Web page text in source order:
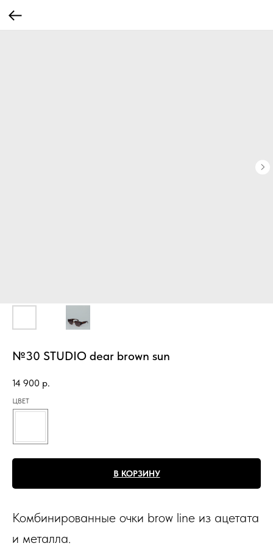
№30 STUDIO dear brown sun
14 900 р.
ЦВЕТ
В КОРЗИНУ
Комбинированные очки brow line из ацетата
и металла.